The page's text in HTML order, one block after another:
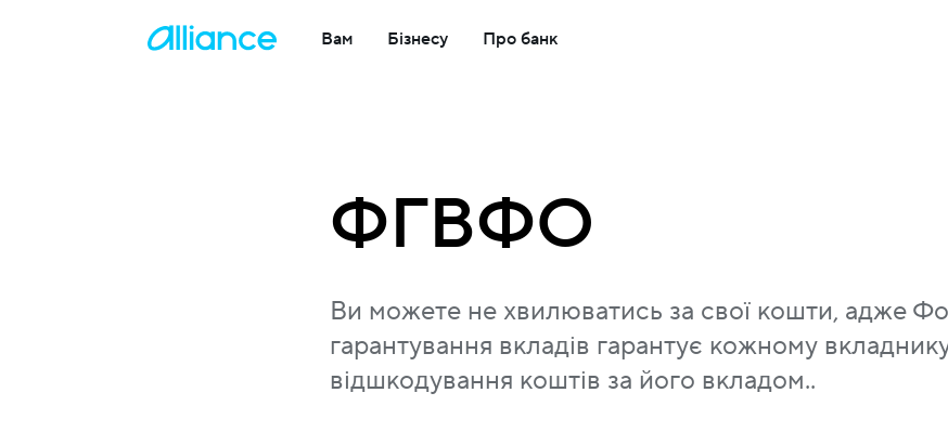
Вам Бізнесу Про банк
ФГВФО
Ви можете не хвилюватись за свої кошти, адже
гарантування вкладів гарантує кожному
відшкодування коштів за його вкладом..